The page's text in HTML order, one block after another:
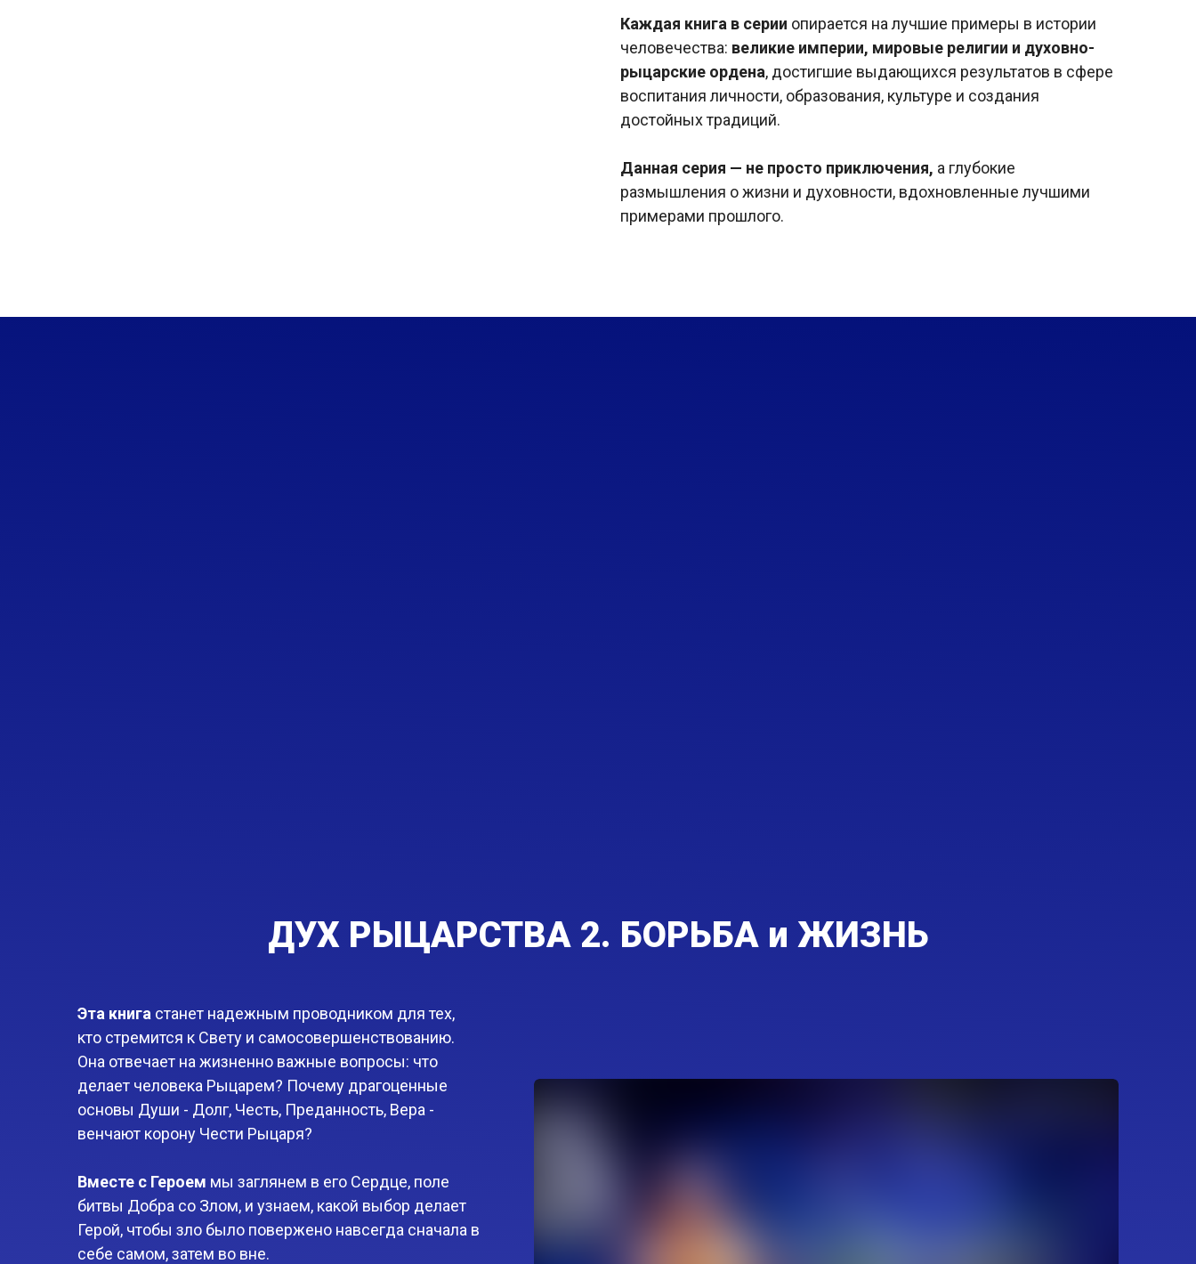
Каждая книга в серии опирается на лучшие примеры в истории
человечества: великие империи, мировые религии и духовно-
рыцарские ордена, достигшие выдающихся результатов в сфере
воспитания личности, образования, культуре и создания
достойных традиций.
Данная серия — не просто приключения, а глубокие
размышления о жизни и духовности, вдохновленные лучшими
примерами прошлого.
ДУХ РЫЦАРСТВА 2. БОРЬБА и ЖИЗНЬ
Эта книга станет надежным проводником для тех,
кто стремится к Свету и самосовершенствованию.
Она отвечает на жизненно важные вопросы: что
делает человека Рыцарем? Почему драгоценные
основы Души - Долг, Честь, Преданность, Вера -
венчают корону Чести Рыцаря?
Вместе с Героем мы заглянем в его Сердце, поле
битвы Добра со Злом, и узнаем, какой выбор делает
Герой, чтобы зло было повержено навсегда сначала в
себе самом, затем во вне.